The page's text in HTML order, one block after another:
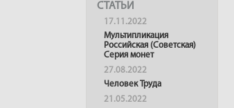
СТАТЬИ
17.11.2022
Мультипликация
Российская (Советская)
Серия монет
27.08.2022
Человек Труда
21.05.2022